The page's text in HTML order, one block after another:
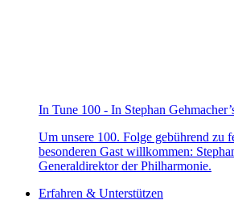
In Tune 100 - In Stephan
Um unsere 100. Folge gebührend zu
besonderen Gast willkommen:
Generaldirektor der Philharmonie.
Erfahren & Unterstützen